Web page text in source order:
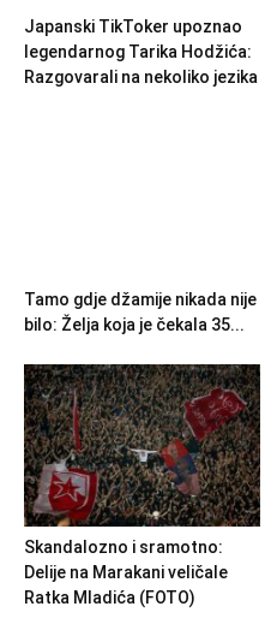
Japanski TikToker upoznao
legendarnog Tarika Hodžića:
Razgovarali na nekoliko jezika
Tamo gdje džamije nikada nije
bilo: Želja koja je čekala 35...
Skandalozno i sramotno:
Delije na Marakani veličale
Ratka Mladića (FOTO)